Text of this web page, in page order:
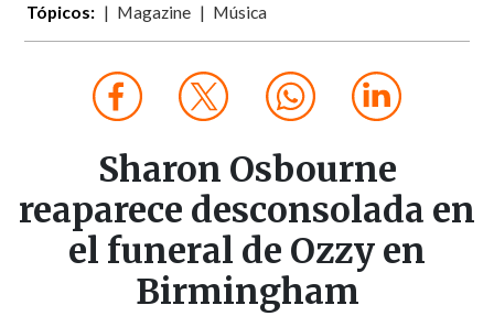
Tópicos: Magazine Música
Sharon Osbourne
reaparece desconsolada en
el funeral de Ozzy en
Birmingham